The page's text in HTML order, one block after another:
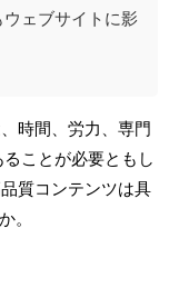
ウェブサイトに影
時間、労力、専門
ことが必要ともし
質コンテンツは具
。